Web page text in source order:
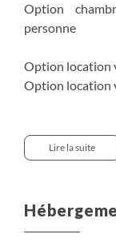
Option
personne
Option location
Option location
210$ par
Option
Lire la suite